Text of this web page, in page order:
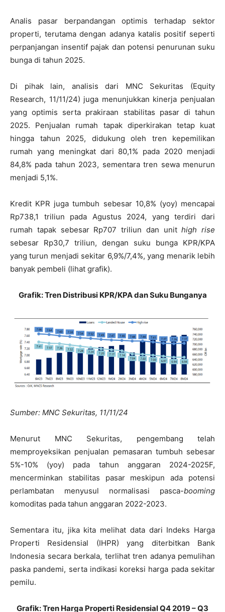
Analis pasar berpandangan optimis terhadap sektor
properti, terutama dengan adanya katalis positif seperti
perpanjangan insentif pajak dan potensi penurunan suku
bunga di tahun 2025.
Di pihak lain, analisis dari MNC Sekuritas (Equity
Research, 11/11/24) juga menunjukkan kinerja penjualan
yang optimis serta prakiraan stabilitas pasar di tahun
2025. Penjualan rumah tapak diperkirakan tetap kuat
hingga tahun 2025, didukung oleh tren kepemilikan
rumah yang meningkat dari 80,1% pada 2020 menjadi
84,8% pada tahun 2023, sementara tren sewa menurun
menjadi 5,1%.
Kredit KPR juga tumbuh sebesar 10,8% (yoy) mencapai
Rp738,1 triliun pada Agustus 2024, yang terdiri dari
rumah tapak sebesar Rp707 triliun dan unithigh rise
sebesar Rp30,7 triliun, dengan suku bunga KPR/KPA
yang turun menjadi sekitar 6,9%/7,4%, yang menarik lebih
banyak pembeli (lihat grafik).
Grafik: Tren Distribusi KPR/KPA dan Suku Bunganya
Sumber: MNC Sekuritas, 11/11/24
Menurut MNC Sekuritas, pengembang telah
memproyeksikan penjualan pemasaran tumbuh sebesar
5%-10% (yoy) pada tahun anggaran 2024-2025F,
mencerminkan stabilitas pasar meskipun ada potensi
perlambatan menyusul normalisasi pasca-booming
komoditas pada tahun anggaran 2022-2023.
Sementara itu, jika kita melihat data dari Indeks Harga
Properti Residensial (IHPR) yang diterbitkan Bank
Indonesia secara berkala, terlihat tren adanya pemulihan
paska pandemi, serta indikasi koreksi harga pada sekitar
pemilu.
Grafik: Tren Harga Properti Residensial Q4 2019 – Q3